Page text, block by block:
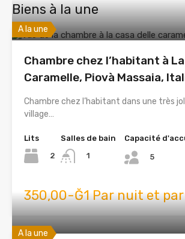
Biens à la une
A la une
Chambre chez l’habitant à
Caramelle, Piovà Massaia,
Chambre chez l’habitant dans une très
village…
Lits
2
Salles de bain
1
Capacité
5
350,00-Ğ1 Par nuit et
A la une